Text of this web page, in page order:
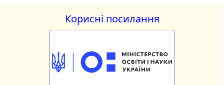
Корисні посилання